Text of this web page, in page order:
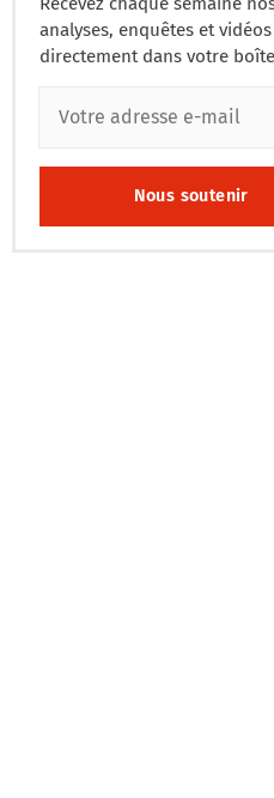
analyses, enquêtes et vidéos
directement dans votre
Nous soutenir